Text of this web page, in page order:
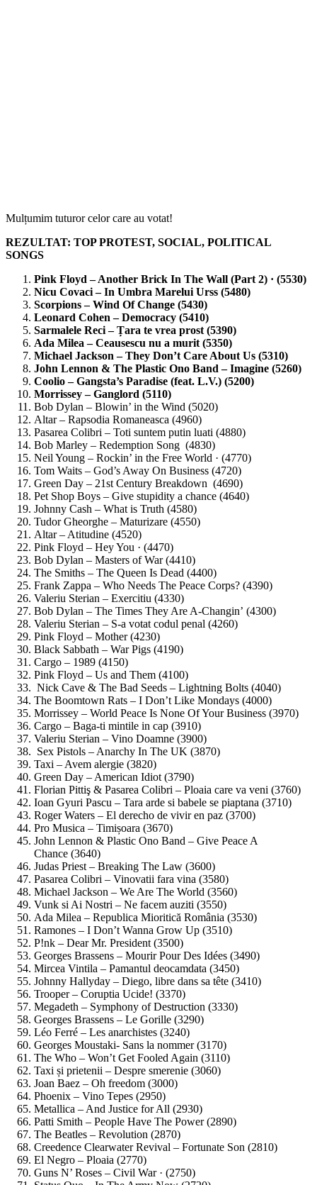
Mulțumim tuturor celor care au votat!
REZULTAT: TOP PROTEST, SOCIAL, POLITICAL
SONGS
Pink Floyd – Another Brick In The Wall (Part 2) · (5530)
Nicu Covaci – In Umbra Marelui Urss (5480)
Scorpions – Wind Of Change (5430)
Leonard Cohen – Democracy (5410)
Sarmalele Reci – Țara te vrea prost (5390)
Ada Milea – Ceausescu nu a murit (5350)
Michael Jackson – They Don’t Care About Us (5310)
John Lennon & The Plastic Ono Band – Imagine (5260)
Coolio – Gangsta’s Paradise (feat. L.V.) (5200)
Morrissey – Ganglord (5110)
Bob Dylan – Blowin’ in the Wind (5020)
Altar – Rapsodia Romaneasca (4960)
Pasarea Colibri – Toti suntem putin luati (4880)
Bob Marley – Redemption Song (4830)
Neil Young – Rockin’ in the Free World · (4770)
Tom Waits – God’s Away On Business (4720)
Green Day – 21st Century Breakdown (4690)
Pet Shop Boys – Give stupidity a chance (4640)
Johnny Cash – What is Truth (4580)
Tudor Gheorghe – Maturizare (4550)
Altar – Atitudine (4520)
Pink Floyd – Hey You · (4470)
Bob Dylan – Masters of War (4410)
The Smiths – The Queen Is Dead (4400)
Frank Zappa – Who Needs The Peace Corps? (4390)
Valeriu Sterian – Exercitiu (4330)
Bob Dylan – The Times They Are A-Changin’ (4300)
Valeriu Sterian – S-a votat codul penal (4260)
Pink Floyd – Mother (4230)
Black Sabbath – War Pigs (4190)
Cargo – 1989 (4150)
Pink Floyd – Us and Them (4100)
Nick Cave & The Bad Seeds – Lightning Bolts (4040)
The Boomtown Rats – I Don’t Like Mondays (4000)
Morrissey – World Peace Is None Of Your Business (3970)
Cargo – Baga-ti mintile in cap (3910)
Valeriu Sterian – Vino Doamne (3900)
Sex Pistols – Anarchy In The UK (3870)
Taxi – Avem alergie (3820)
Green Day – American Idiot (3790)
Florian Pittiş & Pasarea Colibri – Ploaia care va veni (3760)
Ioan Gyuri Pascu – Tara arde si babele se piaptana (3710)
Roger Waters – El derecho de vivir en paz (3700)
Pro Musica – Timișoara (3670)
John Lennon & Plastic Ono Band – Give Peace A
Chance (3640)
Judas Priest – Breaking The Law (3600)
Pasarea Colibri – Vinovatii fara vina (3580)
Michael Jackson – We Are The World (3560)
Vunk si Ai Nostri – Ne facem auziti (3550)
Ada Milea ‎– Republica Mioritică România (3530)
Ramones – I Don’t Wanna Grow Up (3510)
P!nk – Dear Mr. President (3500)
Georges Brassens – Mourir Pour Des Idées (3490)
Mircea Vintila – Pamantul deocamdata (3450)
Johnny Hallyday – Diego, libre dans sa tête (3410)
Trooper – Coruptia Ucide! (3370)
Megadeth – Symphony of Destruction (3330)
Georges Brassens – Le Gorille (3290)
Léo Ferré – Les anarchistes (3240)
Georges Moustaki- Sans la nommer (3170)
The Who – Won’t Get Fooled Again (3110)
Taxi și prietenii – Despre smerenie (3060)
Joan Baez – Oh freedom (3000)
Phoenix – Vino Tepes (2950)
Metallica – And Justice for All (2930)
Patti Smith – People Have The Power (2890)
The Beatles – Revolution (2870)
Creedence Clearwater Revival – Fortunate Son (2810)
El Negro – Ploaia (2770)
Guns N’ Roses – Civil War · (2750)